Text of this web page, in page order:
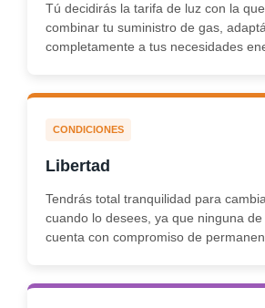
Tú decidirás la tarifa de luz con la
combinar tu suministro de gas,
completamente a tus necesidades
CONDICIONES
Libertad
Tendrás total tranquilidad para
cuando lo desees, ya que ninguna
cuenta con compromiso de